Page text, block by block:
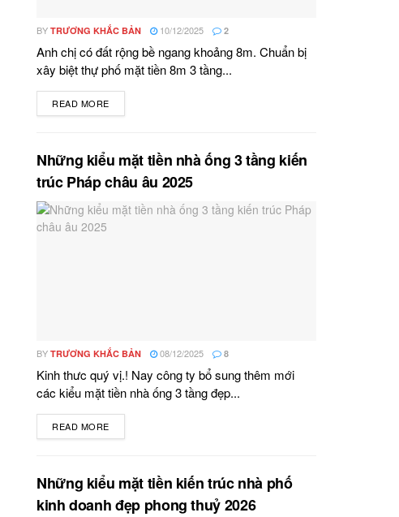
BY TRƯƠNG KHẮC BẢN 10/12/2025 2
Anh chị có đất rộng bề ngang khoảng 8m. Chuẩn bị
xây biệt thự phố mặt tiền 8m 3 tầng...
READ MORE
Những kiểu mặt tiền nhà ống 3 tầng kiến
trúc Pháp châu âu 2025
BY TRƯƠNG KHẮC BẢN 08/12/2025 8
Kinh thưc quý vị.! Nay công ty bổ sung thêm mới
các kiểu mặt tiền nhà ống 3 tầng đẹp...
READ MORE
Những kiểu mặt tiền kiến trúc nhà phố
kinh doanh đẹp phong thuỷ 2026